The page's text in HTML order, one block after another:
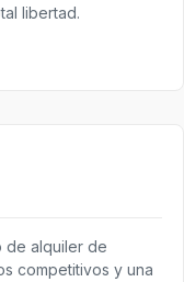
libertad.
de alquiler de
competitivos y una